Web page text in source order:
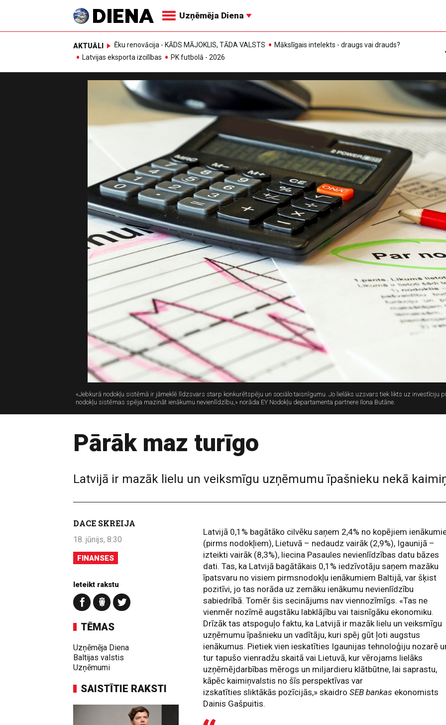
Uzņēmēja Diena
AKTUĀLI Ēku renovācija - KĀDS MĀJOKLIS, TĀDA VALSTS
Mākslīgais intelekts - draugs vai drauds?
Latvijas eksporta izcilības
PK futbolā - 2026
«Jebkurā nodokļu sistēmā ir jāmeklē līdzsvars starp konkurētspēju un sociālo taisnīgumu. Jo lielāks uzsvars tiek likts uz investīciju
nodokļu sistēmas spēja mazināt ienākumu nevienlīdzību,» norāda EY Nodokļu departamenta partnere Ilona Butāne.
Pārāk maz turīgo
Latvijā ir mazāk lielu un veiksmīgu uzņēmumu īpašnieku nekā
DACE SKREIJA
18. jūnijs, 8:30
FINANSES
Ieteikt rakstu
TĒMAS
Uzņēmēja Diena
Baltijas valstis
Uzņēmumi
SAISTĪTIE RAKSTI
Latvijā 0,1% bagātāko cilvēku saņem 2,4% no kopējiem
(pirms nodokļiem), Lietuvā – nedaudz vairāk (2,9%), Igaunijā –
izteikti vairāk (8,3%), liecina Pasaules nevienlīdzības datu bāzes
dati. Tas, ka Latvijā bagātākais 0,1% iedzīvotāju saņem mazāku
īpatsvaru no visiem pirmsnodokļu ienākumiem Baltijā, var šķist
pozitīvi, jo tas norāda uz zemāku ienākumu nevienlīdzību
sabiedrībā. Tomēr šis secinājums nav viennozīmīgs. «Tas ne
vienmēr nozīmē augstāku labklājību vai taisnīgāku ekonomiku.
Drīzāk tas atspoguļo faktu, ka Latvijā ir mazāk lielu un veiksmīgu
uzņēmumu īpašnieku un vadītāju, kuri spēj gūt ļoti augstus
ienākumus. Pietiek vien ieskatīties Igaunijas tehnoloģiju nozarē
tur tapušo vienradžu skaitā vai Lietuvā, kur vērojams lielāks
uzņēmējdarbības mērogs un miljardieru klātbūtne, lai saprastu,
kāpēc kaimiņvalstis no šīs perspektīvas var
izskatīties sliktākās pozīcijās,» skaidroSEB bankas ekonomists
Dainis Gašpuitis.